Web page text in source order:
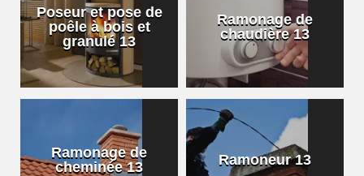
Poseur et pose de
poêle à bois et
granulé 13
Ramonage de
chaudière 13
Ramonage de
cheminée 13
Ramoneur 13